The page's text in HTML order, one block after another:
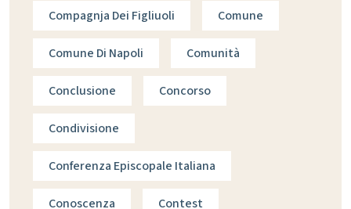
Compagnja Dei Figliuoli Comune
Comune Di Napoli Comunità
Conclusione Concorso
Condivisione
Conferenza Episcopale Italiana
Conoscenza Contest